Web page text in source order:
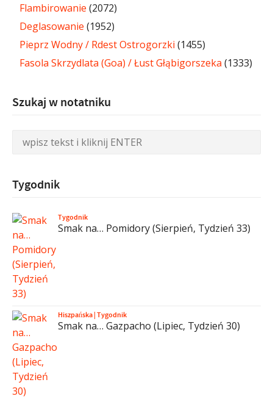
Flambirowanie (2072)
Deglasowanie (1952)
Pieprz Wodny / Rdest Ostrogorzki (1455)
Fasola Skrzydlata (Goa) / Łust Głąbigorszeka (1333)
Szukaj w notatniku
Tygodnik
Tygodnik
Smak na… Pomidory (Sierpień, Tydzień 33)
Hiszpańska|Tygodnik
Smak na… Gazpacho (Lipiec, Tydzień 30)